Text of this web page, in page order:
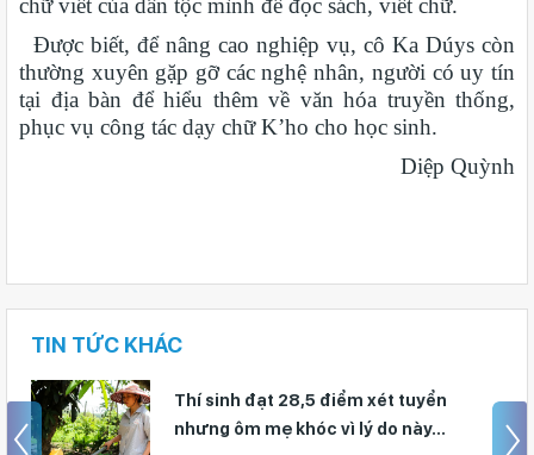
chữ viết của dân tộc mình để đọc sách, viết chữ.
Được biết, để nâng cao nghiệp vụ, cô Ka Dúys còn
thường xuyên gặp gỡ các nghệ nhân, người có uy tín
tại địa bàn để hiểu thêm về văn hóa truyền thống,
phục vụ công tác dạy chữ K’ho cho học sinh.
Diệp Quỳnh
TIN TỨC KHÁC
Giáo viên Trường THPT Đạm Ri đạt
giải Nhì Hội thi Báo cáo viên, Tuyên